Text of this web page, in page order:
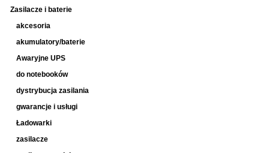
Zasilacze i baterie
akcesoria
akumulatory/baterie
Awaryjne UPS
do notebooków
dystrybucja zasilania
gwarancje i usługi
Ładowarki
zasilacze